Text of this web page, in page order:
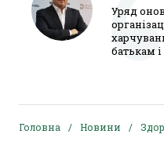
Уряд
батькам
Головна Новини